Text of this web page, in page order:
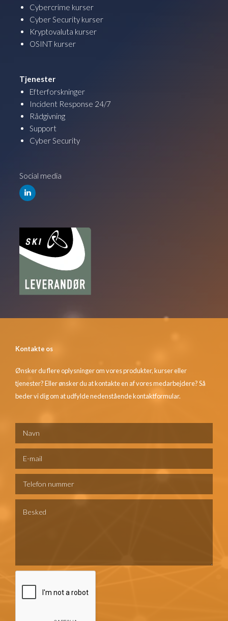
Cybercrime kurser
Cyber Security kurser
Kryptovaluta kurser
OSINT kurser
Tjenester
Efterforskninger
Incident Response 24/7
Rådgivning
Support
Cyber Security
Social media
Kontakte os
Ønsker du flere oplysninger om vores produkter, kurser eller
tjenester? Eller ønsker du at kontakte en af vores medarbejdere? Så
beder vi dig om at udfylde nedenstående kontaktformular.